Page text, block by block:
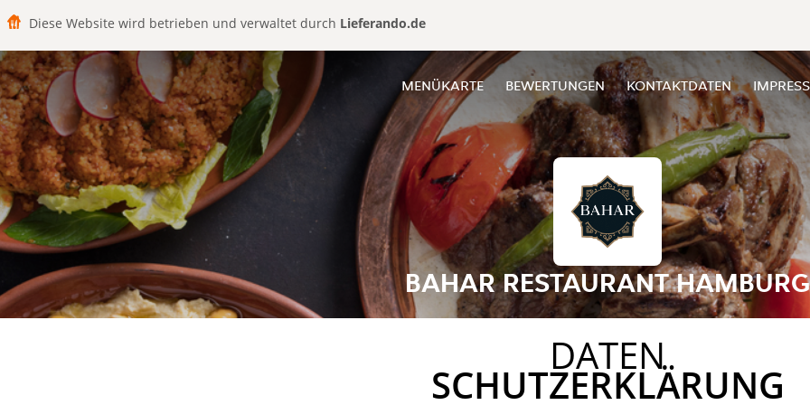
Diese Website wird betrieben und verwaltet durch Lieferando.de
MENÜKARTE BEWERTUNGEN KONTAKTDATEN
BAHAR RESTAURANT HAMBURG
DATEN
SCHUTZERKLÄRUNG